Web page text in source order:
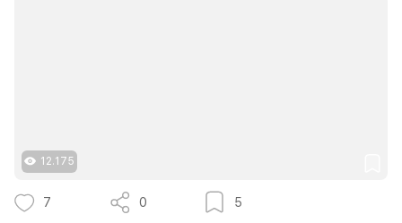
12.175
7 0 5